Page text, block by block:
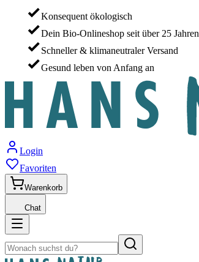
Konsequent ökologisch
Dein Bio-Onlineshop seit über 25 Jahren
Schneller & klimaneutraler Versand
Gesund leben von Anfang an
Login
Favoriten
Warenkorb
Chat